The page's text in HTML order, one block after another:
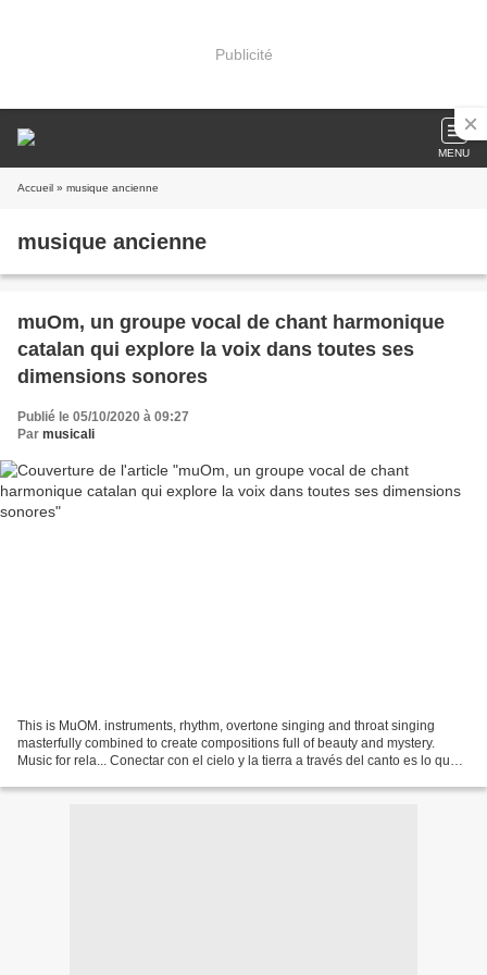
Publicité
MENU
Accueil » musique ancienne
musique ancienne
muOm, un groupe vocal de chant harmonique
catalan qui explore la voix dans toutes ses
dimensions sonores
Publié le 05/10/2020 à 09:27
Par musicali
This is MuOM. instruments, rhythm, overtone singing and throat singing
masterfully combined to create compositions full of beauty and mystery.
Music for rela... Conectar con el cielo y la tierra a través del canto es lo que